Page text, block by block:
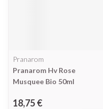
Pranarom
Pranarom Hv Rose
Musquee Bio 50ml
18,75 €